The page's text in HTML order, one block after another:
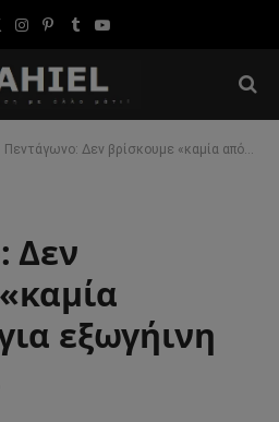
Instagram
Pinterest
TumblrYouTube
Πεντάγωνο: Δεν βρίσκουμε «καμία απόδειξη» για εξωγήινη τεχνολογία
Δεν
εξωγήινη